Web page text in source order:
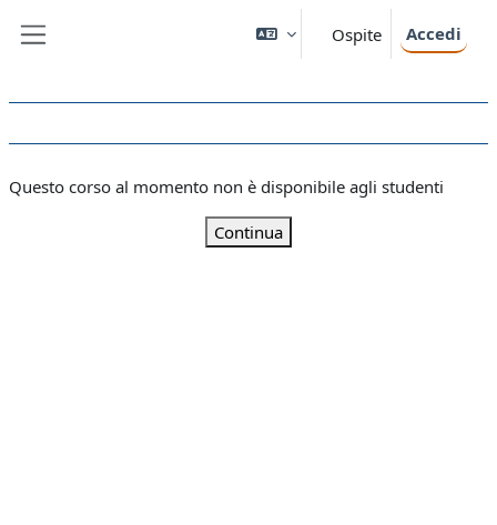
Ospite Accedi
Questo corso al momento non è disponibile agli studenti
Continua